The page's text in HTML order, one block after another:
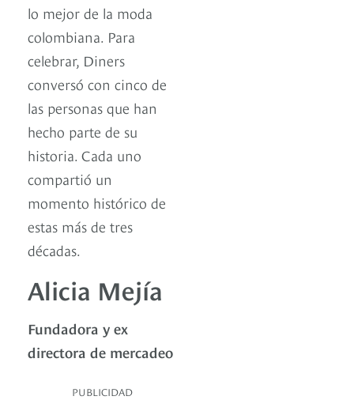
lo mejor de la moda
colombiana. Para
celebrar, Diners
conversó con cinco de
las personas que han
hecho parte de su
historia. Cada uno
compartió un
momento histórico de
estas más de tres
décadas.
Alicia Mejía
Fundadora y ex
directora de mercadeo
PUBLICIDAD